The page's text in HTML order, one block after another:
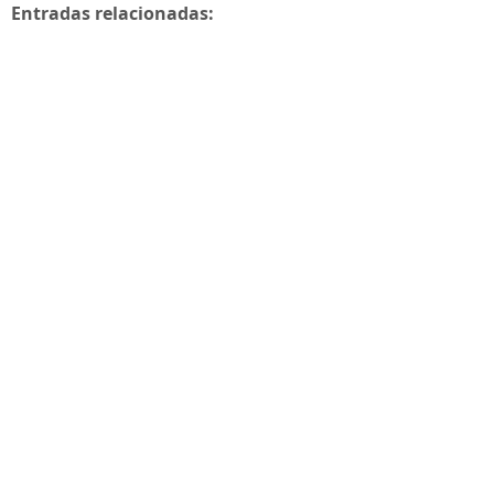
Entradas relacionadas: